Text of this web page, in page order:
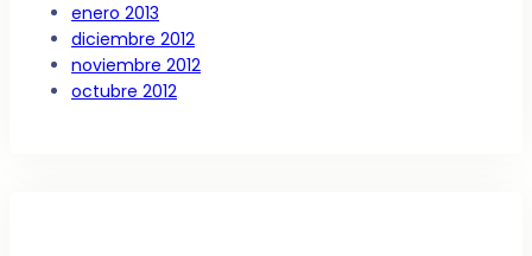
enero 2013
diciembre 2012
noviembre 2012
octubre 2012